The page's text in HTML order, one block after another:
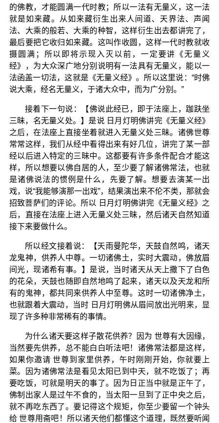
的佛教，才能圆满一代时教；所以一法有无量义，这一法
就是如来藏。从如来藏衍生出来人间道、天界法、声闻
法、大乘的般若、大乘的种智，这样衍生出去都讲完了，
最后要把它收归如来藏。这叫作收圆，这样一代时教就收
摄圆满；所以即将示现入灭以前，一定要讲《无量义
经》，为大众深广地分别说明有一法具有无量义，能以一
法函盖一切法，这就是《无量义经》。所以这里说：“时佛
说大乘，经名无量义，于诸大众中，而为广分别。”
接着下一句说：【佛说此经已，即于法座上，跏趺坐
三昧，名无量义处。】是说 日月灯明佛讲完《无量义经》
之后，在法座上直接坐着就进入无量义处三昧。诸佛世尊
常常这样，我们从经中看得出来有好几位，讲完了某一部
经以后进入特定的三昧中。这都要有许多条件配合才能这
样，所以想要以佛自居的人，至少要了解诸佛常法，也就
是诸佛说法的惯例是什么，先要了解。想要去演某一出
戏，说“我能够演那一出戏”，结果演出来不伦不类，那就会
招致菩萨们的评论。所以 日月灯明佛讲完《无量义经》之
后，直接在法座上进入无量义处三昧，然后诸天自然知道
接下来要做什么。
所以经文接着说：【天雨曼陀华，天鼓自然鸣，诸天
龙鬼神，供养人中尊。一切诸佛土，实时大震动，佛放眉
间光，现诸希有事。】是说，当时诸天从天上撒下了白色
的花朵，天鼓也随即自然地鸣了起来，诸天以及天龙和所
有的鬼神，都共同来供养人中至尊。这时一切诸佛净土，
也就跟着大震动，当时 日月灯明佛从眉间放出光明来，显
现了许多种非常稀有的事情。
为什么诸天要这样子散花供养？因为 世尊有大因缘，
当然要先供养，总不能白白听法吧！诸佛常法都是这样，
如果你邀请 世尊到家里供养，午时刚刚开始，你就要上
菜。因为诸佛常法是看见太阳已到中天，就不吃饭了；再
要吃饭，可就是明天的事了。因为日正当中就是正午了，
佛制出家人是过午不食的，当太阳一旦到了正中央之后，
就不再吃东西了。要记得这个规矩，你至少要留一个钟头
给 世尊用斋吧！所以诸天他们都懂这个道理，既然要听闻